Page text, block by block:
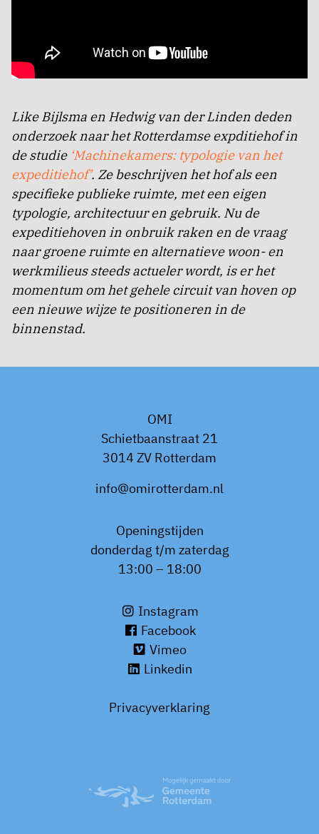
Like Bijlsma en Hedwig van der Linden deden
onderzoek naar het Rotterdamse expditiehof in
de studie ‘Machinekamers: typologie van het
expeditiehof’. Ze beschrijven het hof als een
specifieke publieke ruimte, met een eigen
typologie, architectuur en gebruik. Nu de
expeditiehoven in onbruik raken en de vraag
naar groene ruimte en alternatieve woon- en
werkmilieus steeds actueler wordt, is er het
momentum om het gehele circuit van hoven op
een nieuwe wijze te positioneren in de
binnenstad.
OMI
Schietbaanstraat 21
3014 ZV Rotterdam
info@omirotterdam.nl
Openingstijden
donderdag t/m zaterdag
13:00 – 18:00
Instagram
Facebook
Vimeo
Linkedin
Privacyverklaring